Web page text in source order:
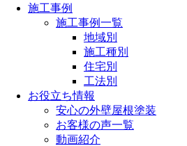
施工事例
施工事例一覧
地域別
施工種別
住宅別
工法別
お役立ち情報
安心の外壁屋根塗装
お客様の声一覧
動画紹介